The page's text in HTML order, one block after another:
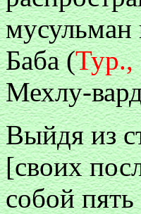
мусульман
Баба (Тур.,
Мехлу-
Выйдя из
[своих
собой